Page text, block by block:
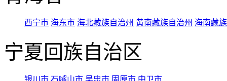
西宁市 海东市 海北藏族自治州 黄南藏族自治州 海南藏
宁夏回族自治区
银川市 石嘴山市 吴忠市 固原市 中卫市